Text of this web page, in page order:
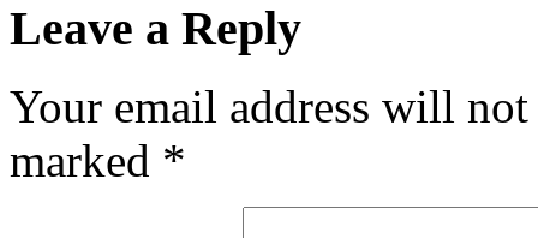
Leave a Reply
Your email address will
marked *